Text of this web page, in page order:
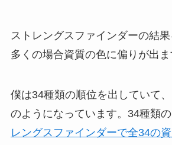
ストレングスファインダーの結果
多くの場合資質の色に偏りが出ま
僕は34種類の順位を出していて
のようになっています。34種類の
レングスファインダーで全34の